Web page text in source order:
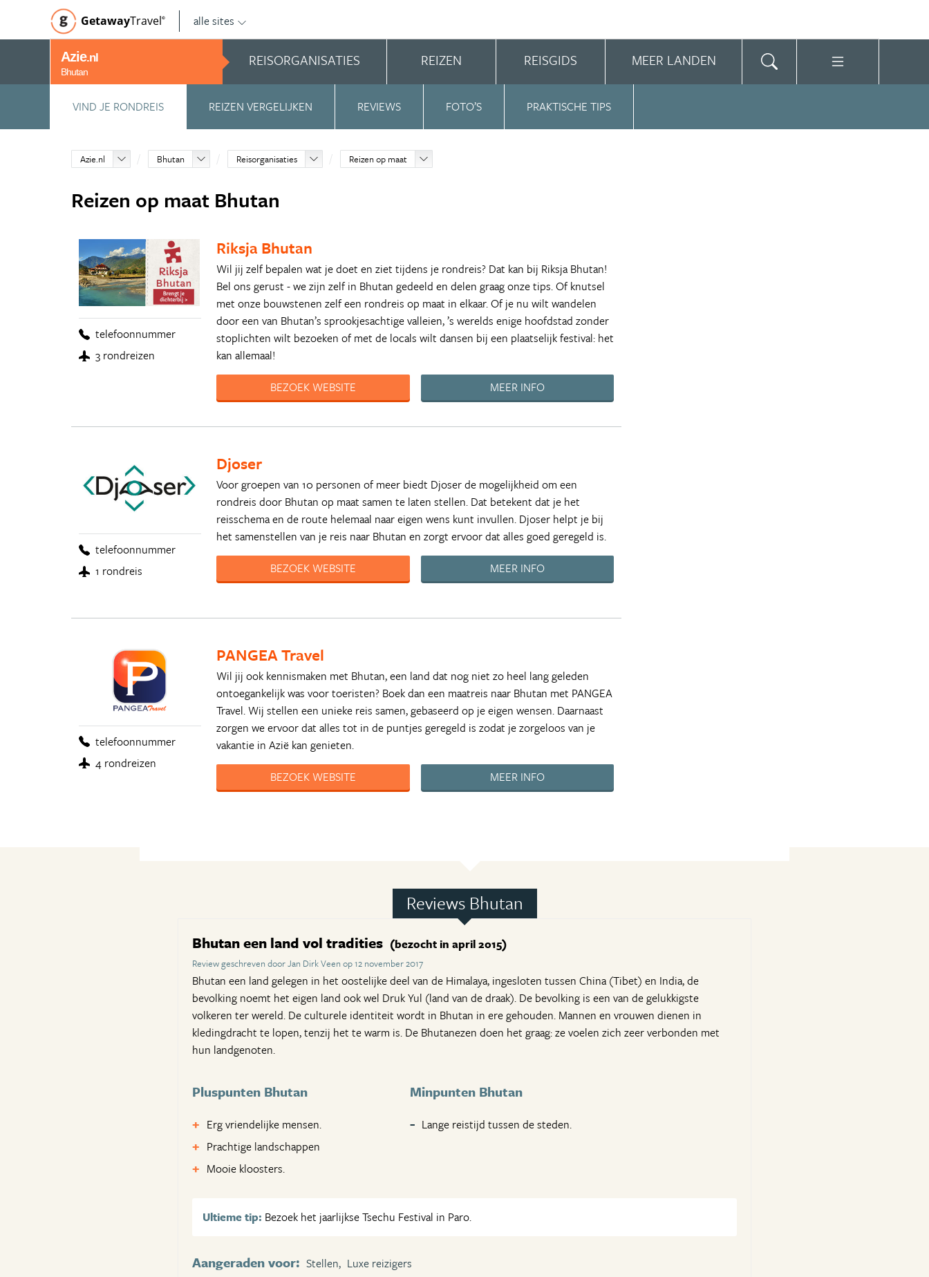
GetawayTravel© alle sites
Azie.nl
Bhutan
REISORGANISATIES REIZEN REISGIDS MEER LANDEN
VIND JE RONDREIS REIZEN VERGELIJKEN REVIEWS FOTO’S PRAKTISCHE TIPS
Azie.nl Bhutan Reisorganisaties Reizen op maat
Reizen op maat Bhutan
telefoonnummer
3 rondreizen
Riksja Bhutan
Wil jij zelf bepalen wat je doet en ziet tijdens je rondreis? Dat kan bij Riksja Bhutan!
Bel ons gerust - we zijn zelf in Bhutan gedeeld en delen graag onze tips. Of knutsel
met onze bouwstenen zelf een rondreis op maat in elkaar. Of je nu wilt wandelen
door een van Bhutan’s sprookjesachtige valleien, ’s werelds enige hoofdstad zonder
stoplichten wilt bezoeken of met de locals wilt dansen bij een plaatselijk festival: het
kan allemaal!
BEZOEK WEBSITE
MEER INFO
telefoonnummer
1 rondreis
Djoser
Voor groepen van 10 personen of meer biedt Djoser de mogelijkheid om een
rondreis door Bhutan op maat samen te laten stellen. Dat betekent dat je het
reisschema en de route helemaal naar eigen wens kunt invullen. Djoser helpt je bij
het samenstellen van je reis naar Bhutan en zorgt ervoor dat alles goed geregeld is.
BEZOEK WEBSITE
MEER INFO
telefoonnummer
4 rondreizen
PANGEA Travel
Wil jij ook kennismaken met Bhutan, een land dat nog niet zo heel lang geleden
ontoegankelijk was voor toeristen? Boek dan een maatreis naar Bhutan met PANGEA
Travel. Wij stellen een unieke reis samen, gebaseerd op je eigen wensen. Daarnaast
zorgen we ervoor dat alles tot in de puntjes geregeld is zodat je zorgeloos van je
vakantie in Azië kan genieten.
BEZOEK WEBSITE
MEER INFO
Reviews Bhutan
Bhutan een land vol tradities (bezocht in april 2015)
Review geschreven door Jan Dirk Veen op 12 november 2017
Bhutan een land gelegen in het oostelijke deel van de Himalaya, ingesloten tussen China (Tibet) en India, de
bevolking noemt het eigen land ook wel Druk Yul (land van de draak). De bevolking is een van de gelukkigste
volkeren ter wereld. De culturele identiteit wordt in Bhutan in ere gehouden. Mannen en vrouwen dienen in
kledingdracht te lopen, tenzij het te warm is. De Bhutanezen doen het graag: ze voelen zich zeer verbonden met
hun landgenoten.
Pluspunten Bhutan
Erg vriendelijke mensen.
Prachtige landschappen
Mooie kloosters.
Minpunten Bhutan
Lange reistijd tussen de steden.
Ultieme tip: Bezoek het jaarlijkse Tsechu Festival in Paro.
Aangeraden voor: Stellen, Luxe reizigers